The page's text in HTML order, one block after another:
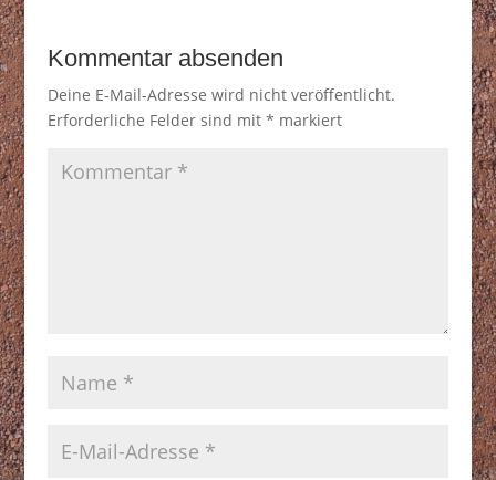
Kommentar absenden
Deine E-Mail-Adresse wird nicht veröffentlicht.
Erforderliche Felder sind mit * markiert